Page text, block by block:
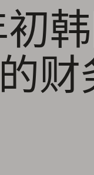
初
财